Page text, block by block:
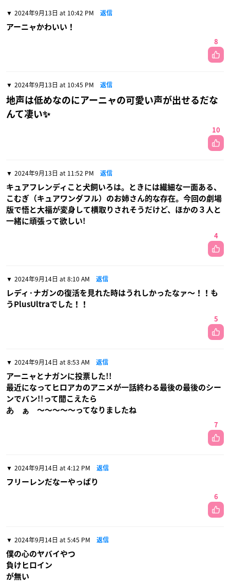
2024年9月13日 at 10:42 PM 返信
アーニャかわいい！
8
2024年9月13日 at 10:45 PM 返信
地声は低めなのにアーニャの可愛い声が出せるだな
んて凄い✨
10
2024年9月13日 at 11:52 PM 返信
キュアフレンディこと犬飼いろは。ときには繊細な一面ある、
こむぎ（キュアワンダフル）のお姉さん的な存在。今回の劇場
版で悟と大福が変身して横取りされそうだけど、ほかの３人と
一緒に頑張って欲しい!
4
2024年9月14日 at 8:10 AM 返信
レディ·ナガンの復活を見れた時はうれしかったなァ〜！！も
うPlusUltraでした！！
5
2024年9月14日 at 8:53 AM 返信
アーニャとナガンに投票した!!
最近になってヒロアカのアニメが一話終わる最後の最後のシー
ンでバン!!って聞こえたら
あ゙ぁ゙〜〜〜〜〜ってなりましたね
7
2024年9月14日 at 4:12 PM 返信
フリーレンだなーやっぱり
6
2024年9月14日 at 5:45 PM 返信
僕の心のヤバイやつ
負けヒロイン
が無い